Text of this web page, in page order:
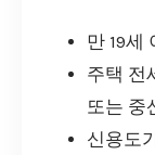
만 19세
주택 전
또는 중
신용도